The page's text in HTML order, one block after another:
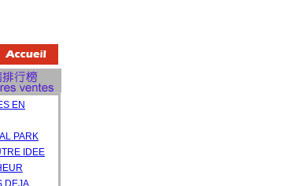
EN
PARK
IDEE
DEJA